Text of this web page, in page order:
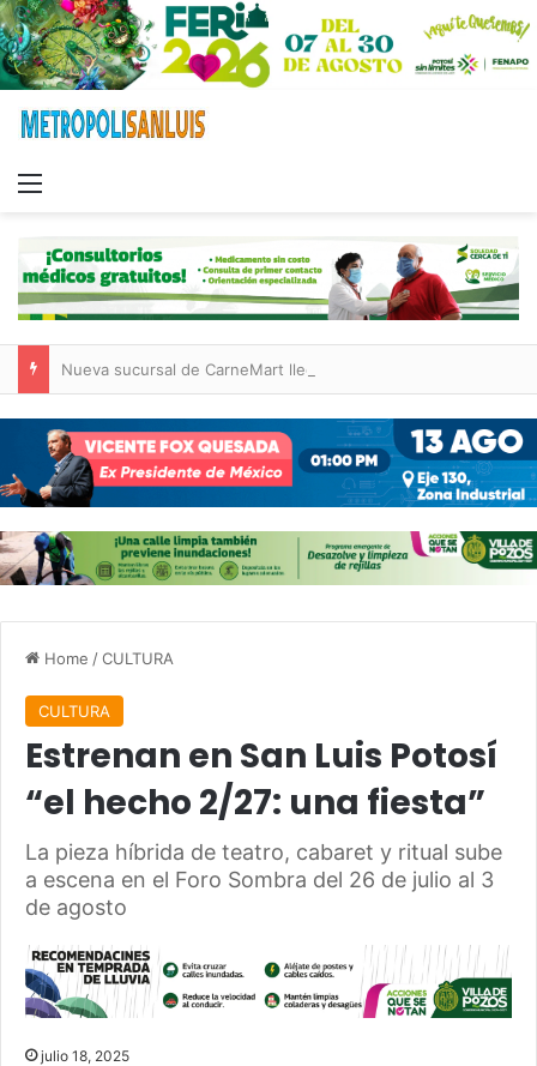
Home /CULTURA
CULTURA
Estrenan en San Luis Potosí
“el hecho 2/27: una fiesta”
La pieza híbrida de teatro, cabaret y ritual sube
a escena en el Foro Sombra del 26 de julio al 3
de agosto
julio 18, 2025